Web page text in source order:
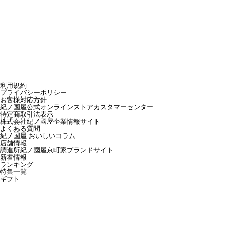
利用規約
プライバシーポリシー
お客様対応方針
紀ノ国屋公式オンラインストアカスタマーセンター
特定商取引法表示
株式会社紀ノ國屋企業情報サイト
よくある質問
紀ノ国屋 おいしいコラム
店舗情報
調進所紀ノ國屋京町家ブランドサイト
新着情報
ランキング
特集一覧
ギフト